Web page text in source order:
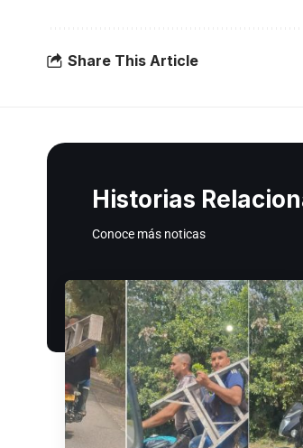
Share This Article
Historias
Conoce más noticas